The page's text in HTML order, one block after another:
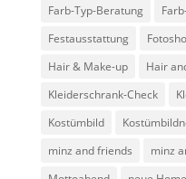
Farb-Typ-Beratung
Festausstattung
Hair & Make-up
Hair
Kleiderschrank-Check
Kostümbild
minz and friends
minz